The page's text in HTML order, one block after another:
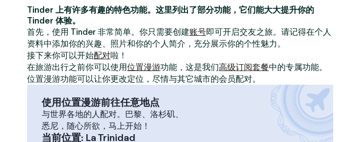
Tinder 上有许多有趣的特色功能。这里列出了部分功能，它们能大大提升你的
Tinder 体验。
首先，使用 Tinder 非常简单。你只需要创建账号即可开启交友之旅。请记得在个人
资料中添加你的兴趣、照片和你的个人简介，充分展示你的个性魅力。
接下来你可以开始配对啦！
在旅游出行之前你可以使用位置漫游功能，这是我们高级订阅套餐中的专属功能。
位置漫游功能可以让你更改定位，尽情与其它城市的会员配对。
使用位置漫游前往任意地点
与世界各地的人配对。巴黎、洛杉矶、
悉尼，随心所欲，马上开始！
当前位置: La Trinidad